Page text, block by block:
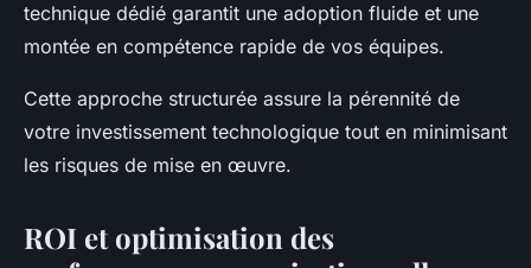
technique dédié garantit une adoption fluide et une
montée en compétence rapide de vos équipes.
Cette approche structurée assure la pérennité de
votre investissement technologique tout en minimisant
les risques de mise en œuvre.
ROI et optimisation des